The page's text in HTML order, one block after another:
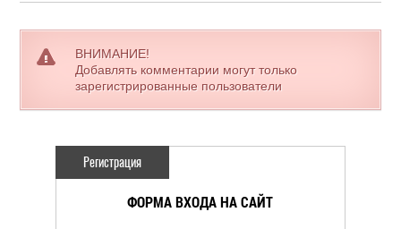
ВНИМАНИЕ!
Добавлять комментарии могут только
зарегистрированные пользователи
Регистрация
ФОРМА ВХОДА НА САЙТ